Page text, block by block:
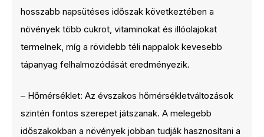
hosszabb napsütéses időszak következtében a
növények több cukrot, vitaminokat és illóolajokat
termelnek, míg a rövidebb téli nappalok kevesebb
tápanyag felhalmozódását eredményezik.
– Hőmérséklet: Az évszakos hőmérsékletváltozások
szintén fontos szerepet játszanak. A melegebb
időszakokban a növények jobban tudják hasznosítani a